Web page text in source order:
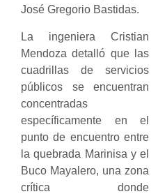
José Gregorio Bastidas.
La ingeniera Cristian
Mendoza detalló que las
cuadrillas de servicios
públicos se encuentran
concentradas
específicamente en el
punto de encuentro entre
la quebrada Marinisa y el
Buco Mayalero, una zona
crítica donde